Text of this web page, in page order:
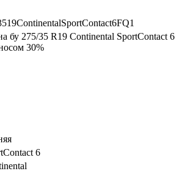
бу 275/35 R19 Continental SportContact 6
30%
6